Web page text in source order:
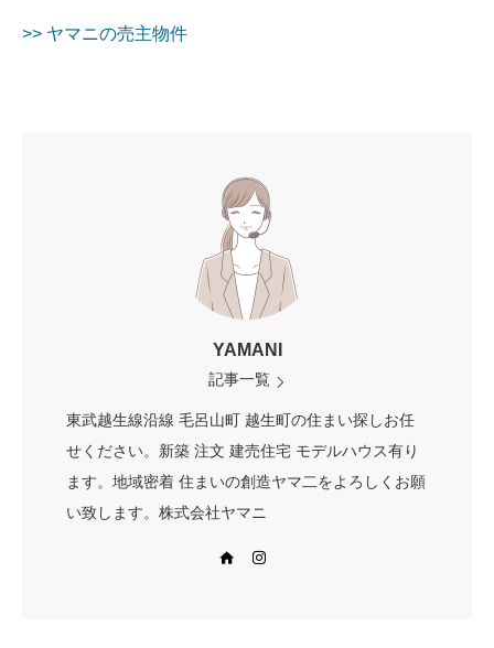
>> ヤマニの売主物件
YAMANI
記事一覧
東武越生線沿線 毛呂山町 越生町の住まい探しお任
せください。新築 注文 建売住宅 モデルハウス有り
ます。地域密着 住まいの創造ヤマ二をよろしくお願
い致します。株式会社ヤマニ